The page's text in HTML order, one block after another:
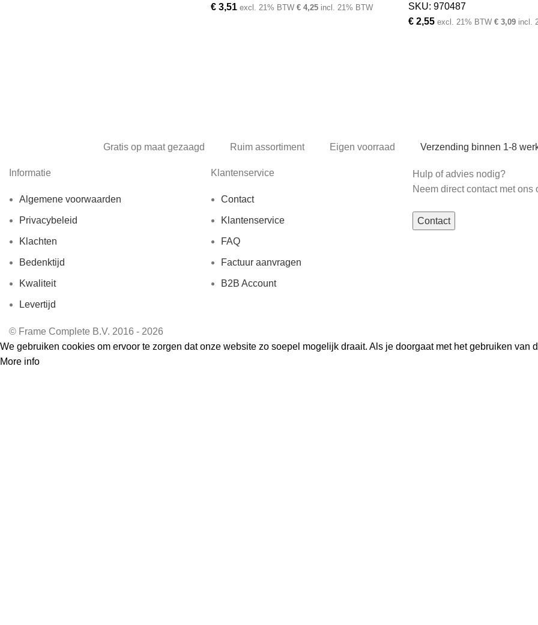
€ 3,51 excl. 21% BTW € 4,25 incl. 21% BTW SKU:970487
€ 2,55 excl. 21% BTW € 3,09 incl.
Gratis op maat gezaagd Ruim assortiment Eigen voorraad Verzending binnen 1-8
Informatie
Algemene voorwaarden
Privacybeleid
Klachten
Bedenktijd
Kwaliteit
Levertijd
Klantenservice
Contact
Klantenservice
FAQ
Factuur aanvragen
B2B Account
Hulp of advies nodig?
Neem direct contact met ons
Contact
© Frame Complete B.V. 2016 - 2026
We gebruiken cookies om ervoor te zorgen dat onze website zo soepel mogelijk draait. Als je doorgaat met het gebruiken van
More info